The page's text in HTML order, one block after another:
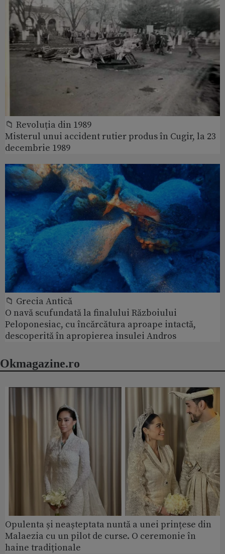
📁 Revoluția din 1989
Misterul unui accident rutier produs în Cugir, la 23
decembrie 1989
📁 Grecia Antică
O navă scufundată la finalului Războiului
Peloponesiac, cu încărcătura aproape intactă,
descoperită în apropierea insulei Andros
Okmagazine.ro
Opulenta și neașteptata nuntă a unei prințese din
Malaezia cu un pilot de curse. O ceremonie în
haine tradiționale